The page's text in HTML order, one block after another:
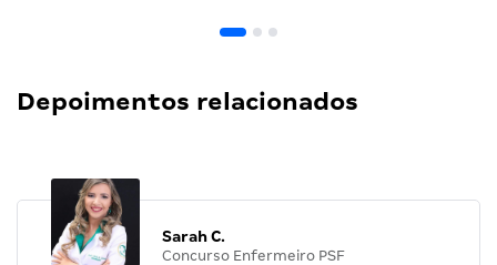
Depoimentos relacionados
Sarah C.
Concurso Enfermeiro PSF